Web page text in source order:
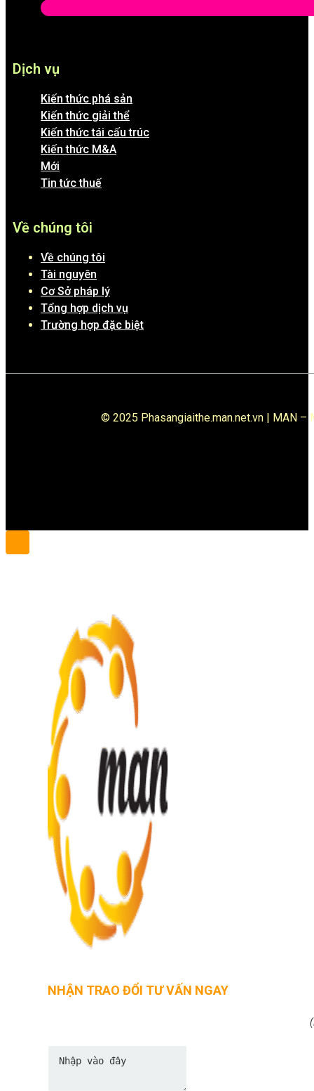
Dịch vụ
Kiến thức phá sản
Kiến thức giải thể
Kiến thức tái cấu trúc
Kiến thức M&A
Mới
Tin tức thuế
Về chúng tôi
Về chúng tôi
Tài nguyên
Cơ Sở pháp lý
Tổng hợp dịch vụ
Trường hợp đặc biệt
© 2025 Phasangiaithe.man.net.vn | MAN –
NHẬN TRAO ĐỔI TƯ VẤN NGAY